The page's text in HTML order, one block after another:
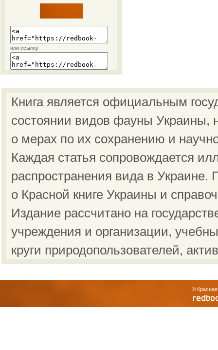
или ссылку
Книга является официальным
состоянии видов фауны Украины,
о мерах по их сохранению и
Каждая статья сопровождается
распространения вида в
о Красной книге Украины и
Издание рассчитано на
учреждения и организации,
круги природопользователей,
©